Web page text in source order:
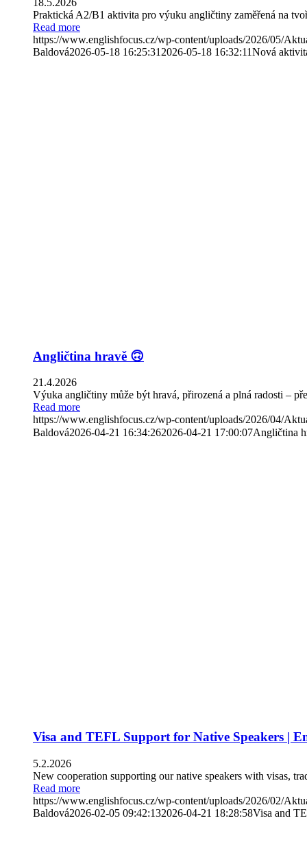
18.5.2026
Praktická A2/B1 aktivita pro výuku angličtiny zaměřená na
Read more
https://www.englishfocus.cz/wp-content/uploads/2026/05/
Baldová2026-05-18 16:25:31 2026-05-18 16:32:11Nová
Angličtina hravě 🙃
21.4.2026
Výuka angličtiny může být hravá, přirozená a plná radosti –
Read more
https://www.englishfocus.cz/wp-content/uploads/2026/04/
Baldová2026-04-21 16:34:262026-04-21 17:00:07Angličtina
Visa and TEFL Support for Native Speakers |
5.2.2026
New cooperation supporting our native speakers with visas,
Read more
https://www.englishfocus.cz/wp-content/uploads/2026/02/
Baldová2026-02-05 09:42:132026-04-21 18:28:58Visa and